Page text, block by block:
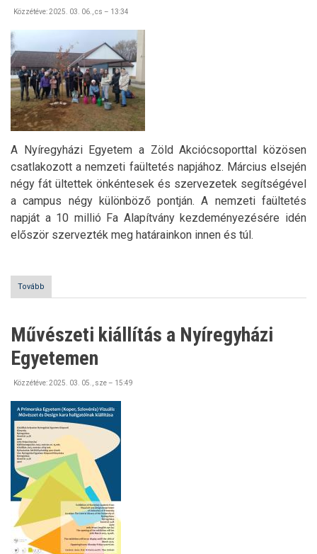
Közzétéve:2025. 03. 06., cs – 13:34
A Nyíregyházi Egyetem a Zöld Akciócsoporttal közösen
csatlakozott a nemzeti faültetés napjához. Március elsején
négy fát ültettek önkéntesek és szervezetek segítségével
a campus négy különböző pontján. A nemzeti faültetés
napját a 10 millió Fa Alapítvány kezdeményezésére idén
először szervezték meg határainkon innen és túl.
Tovább
faültetés
Nyíregyházi
Művészeti kiállítás a Nyíregyházi
Egyetemen
Közzétéve:2025. 03. 05., sze – 15:49